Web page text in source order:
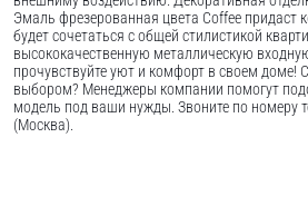
Эмаль фрезерованная цвета Coffee придаст
будет сочетаться с общей стилистикой
высококачественную металлическую
прочувствуйте уют и комфорт в своем доме!
выбором? Менеджеры компании помогут
модель под ваши нужды. Звоните по номеру
(Москва).